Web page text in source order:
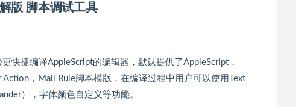
版 脚本调试工具
快捷编译AppleScript的编辑器，默认提供了AppleScript，
，Mail Rule脚本模版，在编译过程中用户可以使用Text
），字体颜色自定义等功能。